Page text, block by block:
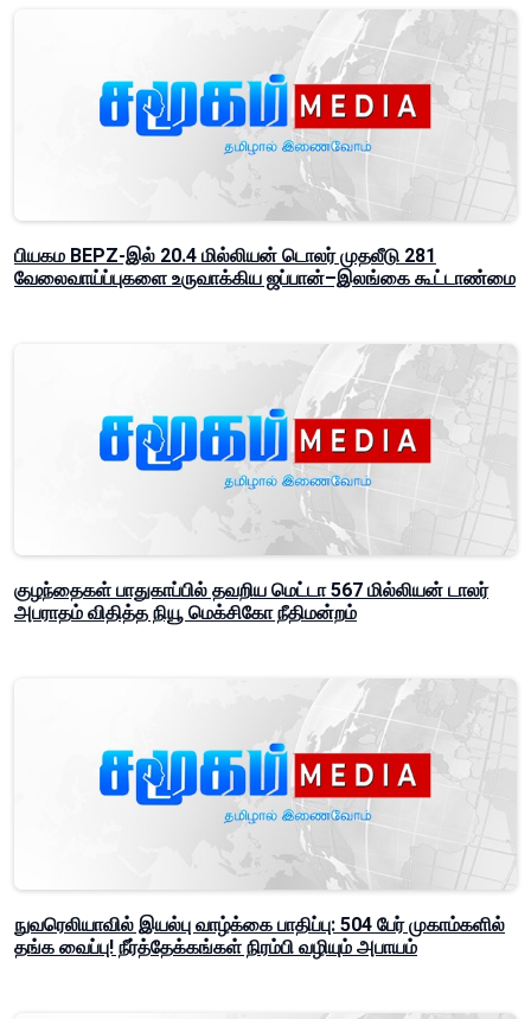
பியகம BEPZ-இல் 20.4 மில்லியன் டொலர் முதலீடு 281
வேலைவாய்ப்புகளை உருவாக்கிய ஜப்பான்–இலங்கை கூட்டாண்மை
குழந்தைகள் பாதுகாப்பில் தவறிய மெட்டா 567 மில்லியன் டாலர்
அபராதம் விதித்த நியூ மெக்சிகோ நீதிமன்றம்
நுவரெலியாவில் இயல்பு வாழ்க்கை பாதிப்பு: 504 பேர் முகாம்களில்
தங்க வைப்பு! நீர்த்தேக்கங்கள் நிரம்பி வழியும் அபாயம்